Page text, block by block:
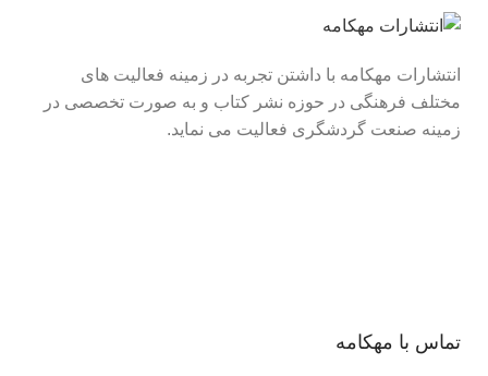
انتشارات مهکامه با داشتن تجربه در زمینه فعالیت های
مختلف فرهنگی در حوزه نشر کتاب و به صورت تخصصی در
زمینه صنعت گردشگری فعالیت می نماید.
تماس با مهکامه